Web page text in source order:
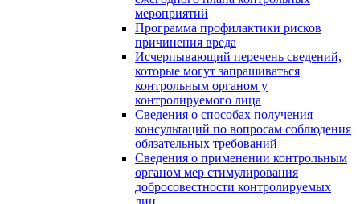
мероприятий
Программа профилактики рисков
причинения вреда
Исчерпывающий перечень сведений,
которые могут запрашиваться
контрольным органом у
контролируемого лица
Сведения о способах получения
консультаций по вопросам соблюдения
обязательных требований
Сведения о применении контрольным
органом мер стимулирования
добросовестности контролируемых
лиц